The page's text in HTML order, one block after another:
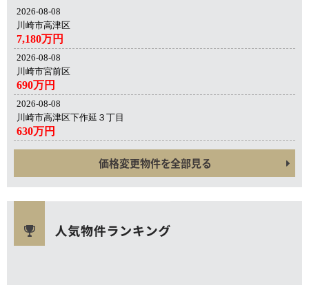
2026-08-08
川崎市高津区
7,180万円
2026-08-08
川崎市宮前区
690万円
2026-08-08
川崎市高津区下作延３丁目
630万円
価格変更物件を全部見る